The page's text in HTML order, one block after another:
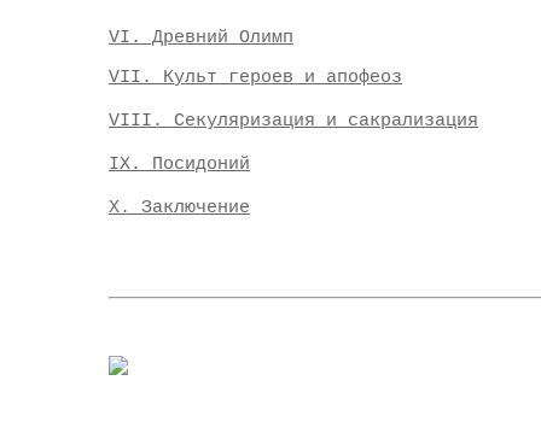
VI. Древний Олимп
VII. Культ героев и апофеоз
VIII. Секуляризация и сакрализация
IX. Посидоний
Х. Заключение